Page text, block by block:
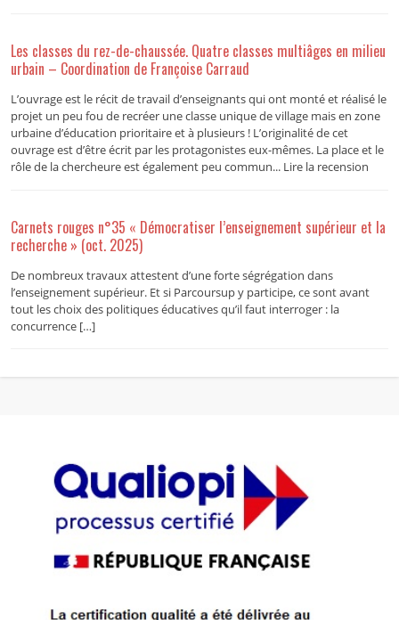
Les classes du rez-de-chaussée. Quatre classes multiâges en milieu
urbain – Coordination de Françoise Carraud
L’ouvrage est le récit de travail d’enseignants qui ont monté et réalisé le
projet un peu fou de recréer une classe unique de village mais en zone
urbaine d’éducation prioritaire et à plusieurs ! L’originalité de cet
ouvrage est d’être écrit par les protagonistes eux-mêmes. La place et le
rôle de la chercheure est également peu commun... Lire la recension
Carnets rouges n°35 « Démocratiser l’enseignement supérieur et la
recherche » (oct. 2025)
De nombreux travaux attestent d’une forte ségrégation dans
l’enseignement supérieur. Et si Parcoursup y participe, ce sont avant
tout les choix des politiques éducatives qu’il faut interroger : la
concurrence […]